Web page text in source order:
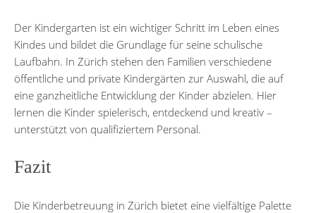
Der Kindergarten ist ein wichtiger Schritt im Leben eines
Kindes und bildet die Grundlage für seine schulische
Laufbahn. In Zürich stehen den Familien verschiedene
öffentliche und private Kindergärten zur Auswahl, die auf
eine ganzheitliche Entwicklung der Kinder abzielen. Hier
lernen die Kinder spielerisch, entdeckend und kreativ –
unterstützt von qualifiziertem Personal.
Fazit
Die Kinderbetreuung in Zürich bietet eine vielfältige Palette